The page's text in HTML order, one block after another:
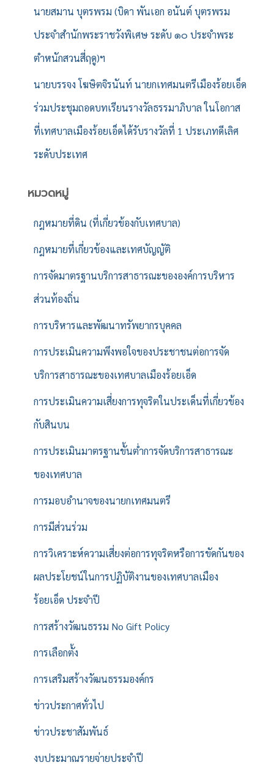
นายสมาน บุตรพรม (บิดา พันเอก อนันต์ บุตรพรม
ประจำสำนักพระราชวังพิเศษ ระดับ ๑๐ ประจำพระ
ตำหนักสวนสี่ฤดู)ฯ
นายบรรจง โฆษิตจิรนันท์ นายกเทศมนตรีเมืองร้อยเอ็ด
ร่วมประชุมถอดบทเรียนรางวัลธรรมาภิบาล ในโอกาส
ที่เทศบาลเมืองร้อยเอ็ดได้รับรางวัลที่ 1 ประเภทดีเลิศ
ระดับประเทศ
หมวดหมู่
กฎหมายที่ดิน (ที่เกี่ยวข้องกับเทศบาล)
กฎหมายที่เกี่ยวข้องและเทศบัญญัติ
การจัดมาตรฐานบริการสาธารณะขององค์การบริหาร
ส่วนท้องถิ่น
การบริหารและพัฒนาทรัพยากรบุคคล
การประเมินความพึงพอใจของประชาชนต่อการจัด
บริการสาธารณะของเทศบาลเมืองร้อยเอ็ด
การประเมินความเสี่ยงการทุจริตในประเด็นที่เกี่ยวข้อง
กับสินบน
การประเมินมาตรฐานขั้นต่ำการจัดบริการสาธารณะ
ของเทศบาล
การมอบอำนาจของนายกเทศมนตรี
การมีส่วนร่วม
การวิเคราะห์ความเสี่ยงต่อการทุจริตหรือการขัดกันของ
ผลประโยชน์ในการปฏิบัติงานของเทศบาลเมือง
ร้อยเอ็ด ประจำปี
การสร้างวัฒนธรรม No Gift Policy
การเลือกตั้ง
การเสริมสร้างวัฒนธรรมองค์กร
ข่าวประกาศทั่วไป
ข่าวประชาสัมพันธ์
งบประมาณรายจ่ายประจำปี